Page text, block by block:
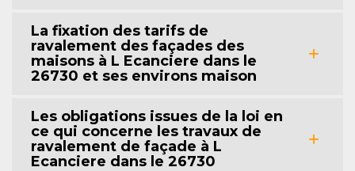
La fixation des tarifs de
ravalement des façades des
maisons à L Ecanciere dans le
26730 et ses environs maison
Les obligations issues de la loi en
ce qui concerne les travaux de
ravalement de façade à L
Ecanciere dans le 26730